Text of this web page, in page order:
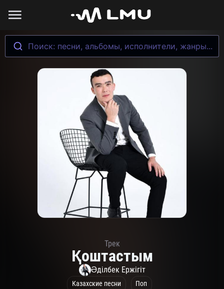
Поиск: песни, альбомы, исполнители, жанры...
Трек
Қоштастым
Әділбек Ержігіт
Казахские песни Поп